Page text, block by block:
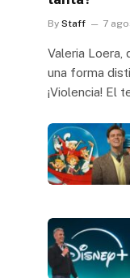
By Staff 7
Valeria Loera,
una forma
¡Violencia! El